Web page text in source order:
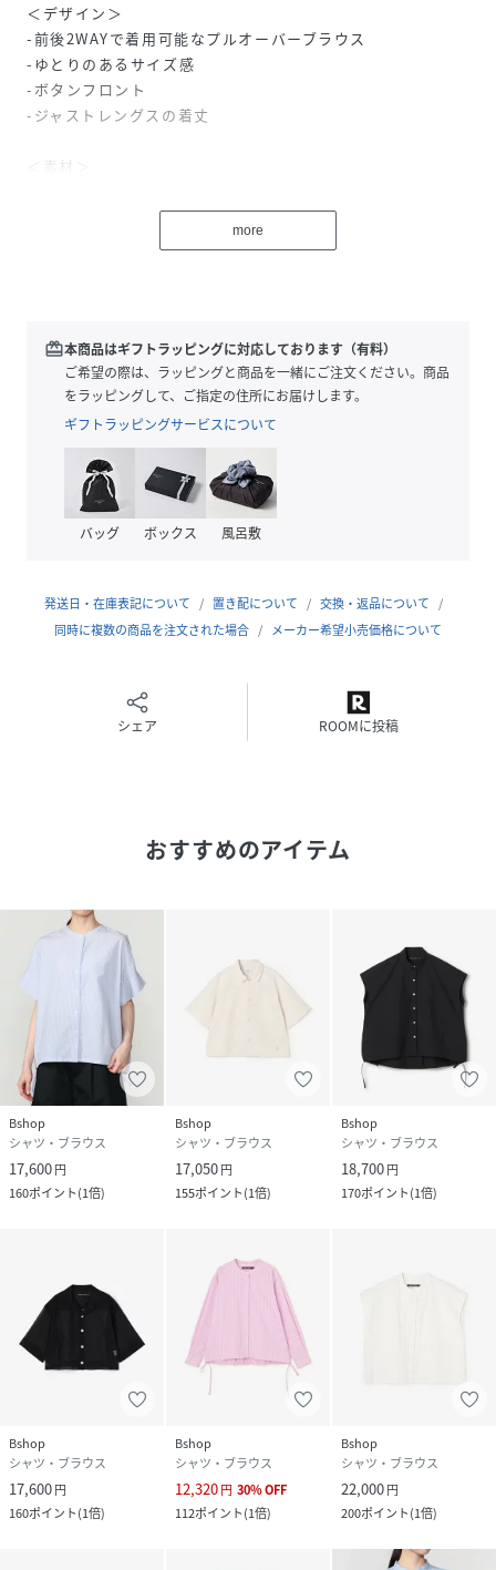
＜デザイン＞
-前後2WAYで着用可能なプルオーバーブラウス
-ゆとりのあるサイズ感
-ボタンフロント
-ジャストレングスの着丈
＜素材＞
-洗いざらしのようなナチュラルなシワ感
環境によって、実際の色味と異なって見える場合がございま
す。商品の色味は商品単体で撮影した詳細画像をご参照くだ
さい。
メーカー品番：TWIN
nicholson&nicholson|ニコルソンアンドニコルソン
マリンやミリタリーなどのカジュアル的要素とテーラードな
す。
身長167B77W58H87着用サイズ：38
more
redeem本商品はギフトラッピングに対応しております（有料）
ご希望の際は、ラッピングと商品を一緒にご注文ください。商品
をラッピングして、ご指定の住所にお届けします。
ギフトラッピングサービスについて
バッグ ボックス 風呂敷
発送日・在庫表記について 置き配について
交換・返品について
同時に複数の商品を注文された場合
メーカー希望小売価格について
シェア ROOMに投稿
おすすめのアイテム
Bshop
シャツ・ブラウス
17,600円
160ポイント(1倍)
Bshop
シャツ・ブラウス
17,050円
155ポイント(1倍)
Bshop
シャツ・ブラウス
18,700円
170ポイント(1倍)
Bshop
シャツ・ブラウス
17,600円
160ポイント(1倍)
Bshop
シャツ・ブラウス
12,320円 30%OFF
112ポイント(1倍)
Bshop
シャツ・ブラウス
22,000円
200ポイント(1倍)